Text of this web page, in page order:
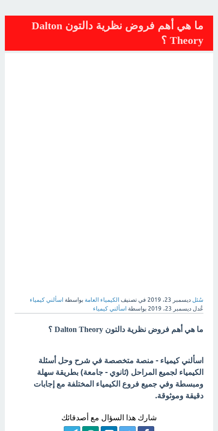
ما هي أهم فروض نظرية دالتون Dalton
Theory ؟
سُئل ديسمبر 23، 2019 في تصنيف الكيمياء العامة بواسطة اسألني كيمياء
عُدل ديسمبر 23، 2019 بواسطة اسألني كيمياء
ما هي أهم فروض نظرية دالتون Dalton Theory ؟
اسألني كيمياء - منصة متخصصة في شرح وحل أسئلة
الكيمياء لجميع المراحل (ثانوي - جامعة) بطريقة سهلة
ومبسطة وفي جميع فروع الكيمياء المختلفة مع إجابات
دقيقة وموثوقة.
شارك هذا السؤال مع أصدقائك